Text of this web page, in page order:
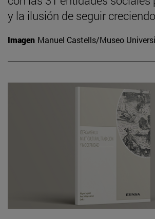
y la ilusión de seguir creciendo
Imagen Manuel Castells/Museo